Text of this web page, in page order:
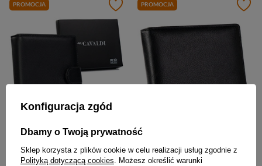
PROMOCJA
-5%
Klasyczny skórzany portfel męski z eleganckimi przeszyciami — Cavaldi M302BL-PU-6878 BL
PROMOCJA
Konfiguracja zgód
Dbamy o Twoją prywatność
Sklep korzysta z plików cookie w celu realizacji usług zgodnie z
Polityką dotyczącą cookies. Możesz określić warunki